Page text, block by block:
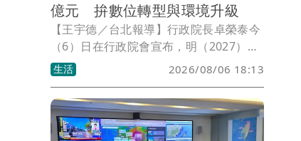
億元 拚數位轉型與環境升級
【王宇德／台北報導】行政院長卓榮泰今
（6）日在行政院會宣布，明（2027）年
起將透過「中小微企業轉型升級發展方
案」，每年加碼25.5億元，推動全台商
圈、市場及夜市數位化、國際化與環境升
級，改善公共設施與消費環境，提升小
型、微型商家競爭力。
生活 2026/08/06 18:13